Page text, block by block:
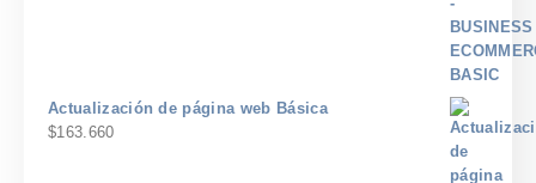
Actualización de página web Básica
$163.660